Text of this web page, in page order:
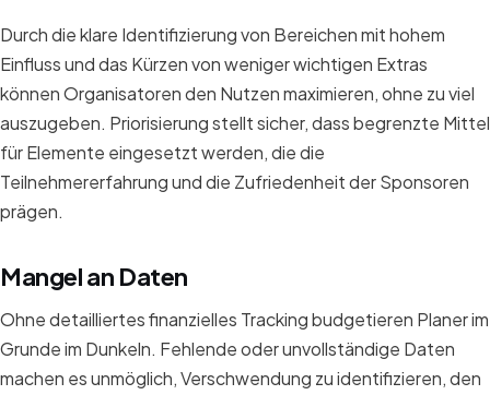
Durch die klare Identifizierung von Bereichen mit hohem
Einfluss und das Kürzen von weniger wichtigen Extras
können Organisatoren den Nutzen maximieren, ohne zu viel
auszugeben. Priorisierung stellt sicher, dass begrenzte Mittel
für Elemente eingesetzt werden, die die
Teilnehmererfahrung und die Zufriedenheit der Sponsoren
prägen.
Mangel an Daten
Ohne detailliertes finanzielles Tracking budgetieren Planer im
Grunde im Dunkeln. Fehlende oder unvollständige Daten
machen es unmöglich, Verschwendung zu identifizieren, den